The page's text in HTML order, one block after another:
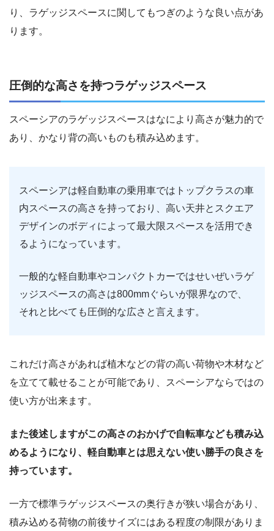
り、ラゲッジスペースに関してもつぎのような良い点があ
ります。
圧倒的な高さを持つラゲッジスペース
スペーシアのラゲッジスペースはなにより高さが魅力的で
あり、かなり背の高いものも積み込めます。
スペーシアは軽自動車の乗用車ではトップクラスの車
内スペースの高さを持っており、高い天井とスクエア
デザインのボディによって最大限スペースを活用でき
るようになっています。
一般的な軽自動車やコンパクトカーではせいぜいラゲ
ッジスペースの高さは800mmぐらいが限界なので、
それと比べても圧倒的な広さと言えます。
これだけ高さがあれば植木などの背の高い荷物や木材など
を立てて載せることが可能であり、スペーシアならではの
使い方が出来ます。
また後述しますがこの高さのおかげで自転車なども積み込
めるようになり、軽自動車とは思えない使い勝手の良さを
持っています。
一方で標準ラゲッジスペースの奥行きが狭い場合があり、
積み込める荷物の前後サイズにはある程度の制限がありま